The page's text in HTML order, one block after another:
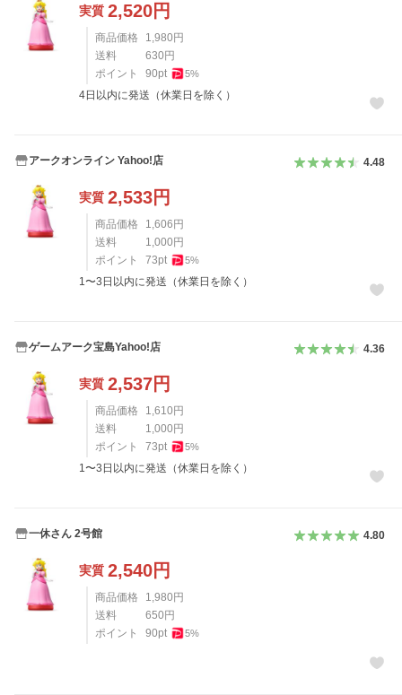
実質 2,520円
商品価格 1,980 円
送料
630 円
ポイント
90pt 5%
4日以内に発送（休業日を除く）
アークオンライン Yahoo!店 4.48
実質 2,533円
商品価格 1,606 円
送料
1,000 円
ポイント
73pt 5%
1〜3日以内に発送（休業日を除く）
ゲームアーク宝島Yahoo!店 4.36
実質 2,537円
商品価格 1,610 円
送料
1,000 円
ポイント
73pt 5%
1〜3日以内に発送（休業日を除く）
一休さん 2号館 4.80
実質 2,540円
商品価格 1,980 円
送料
650 円
ポイント
90pt 5%